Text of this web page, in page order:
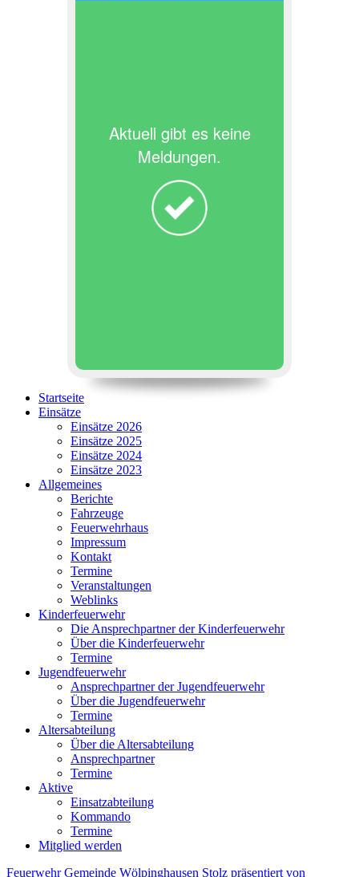
Aktuell gibt es keine
Meldungen.
Startseite
Einsätze
Einsätze 2026
Einsätze 2025
Einsätze 2024
Einsätze 2023
Allgemeines
Berichte
Fahrzeuge
Feuerwehrhaus
Impressum
Kontakt
Termine
Veranstaltungen
Weblinks
Kinderfeuerwehr
Die Ansprechpartner der Kinderfeuerwehr
Über die Kinderfeuerwehr
Termine
Jugendfeuerwehr
Ansprechpartner der Jugendfeuerwehr
Über die Jugendfeuerwehr
Termine
Altersabteilung
Über die Altersabteilung
Ansprechpartner
Termine
Aktive
Einsatzabteilung
Kommando
Termine
Mitglied werden
Feuerwehr Gemeinde Wölpinghausen Stolz präsentiert von